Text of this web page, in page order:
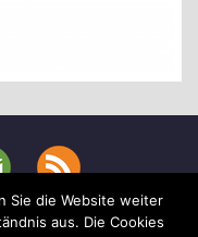
Sie die Website weiter
aus. Die Cookies